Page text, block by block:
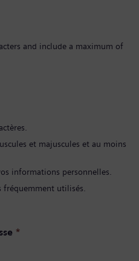
and include a maximum of
et majuscules et au moins
informations personnelles.
utilisés.
*